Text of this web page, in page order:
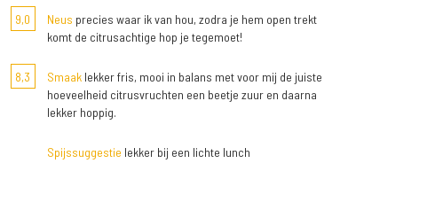
9,0 Neus precies waar ik van hou, zodra je hem open trekt
komt de citrusachtige hop je tegemoet!
8,3 Smaaklekker fris, mooi in balans met voor mij de juiste
hoeveelheid citrusvruchten een beetje zuur en daarna
lekker hoppig.
Spijssuggestie lekker bij een lichte lunch